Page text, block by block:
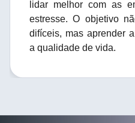
lidar melhor com as
estresse. O objetivo
difíceis, mas aprender
a qualidade de vida.